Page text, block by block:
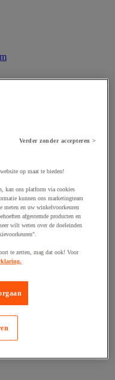
Verder zonder accepteren >
op maat te bieden!
kan ons platform via cookies
kunnen ons marketingteam
meten en uw winkelvoorkeuren
afgestemde producten en
wilt weten over de doeleinden
te zetten, mag dat ook! Voor